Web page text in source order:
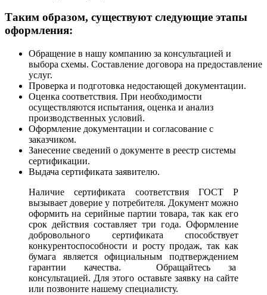
Таким образом, существуют следующие этапы
оформления:
Обращение в нашу компанию за консультацией и
выбора схемы. Составление договора на предоставление
услуг.
Проверка и подготовка недостающей документации.
Оценка соответствия. При необходимости
осуществляются испытания, оценка и анализ
производственных условий.
Оформление документации и согласование с
заказчиком.
Занесение сведений о документе в реестр системы
сертификации.
Выдача сертификата заявителю.
Наличие сертификата соответствия ГОСТ Р
вызывает доверие у потребителя. Документ можно
оформить на серийные партии товара, так как его
срок действия составляет три года. Оформление
добровольного сертификата способствует
конкурентоспособности и росту продаж, так как
бумага является официальным подтверждением
гарантии качества. Обращайтесь за
консультацией. Для этого оставьте заявку на сайте
или позвоните нашему специалисту.